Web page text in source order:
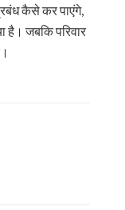
कैसे कर पाएंगे,
है। जबकि परिवार